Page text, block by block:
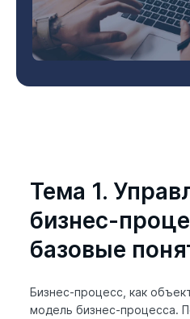
Тема 1.
бизнес-
базовые
Бизнес-процесс, как
модель бизнес-процесса.